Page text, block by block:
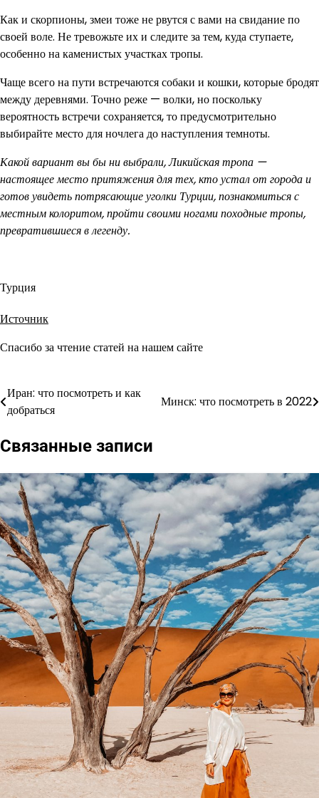
Как и скорпионы, змеи тоже не рвутся с вами на свидание по
своей воле. Не тревожьте их и следите за тем, куда ступаете,
особенно на каменистых участках тропы.
Чаще всего на пути встречаются собаки и кошки, которые бродят
между деревнями. Точно реже — волки, но поскольку
вероятность встречи сохраняется, то предусмотрительно
выбирайте место для ночлега до наступления темноты.
Какой вариант вы бы ни выбрали, Ликийская тропа —
настоящее место притяжения для тех, кто устал от города и
готов увидеть потрясающие уголки Турции, познакомиться с
местным колоритом, пройти своими ногами походные тропы,
превратившиеся в легенду.
Турция
Источник
Спасибо за чтение статей на нашем сайте
Навигация
по
записям
Иран: что посмотреть и как
добраться
Минск: что посмотреть в 2022
Связанные записи